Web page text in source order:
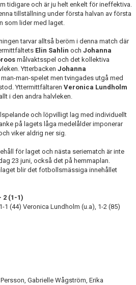
tidigare och är ju helt enkelt för ineffektiva.
tillställning under första halvan av första
som lider med laget.
tarvar alltså beröm i denna match där
Elin Sahlin och Johanna
målvaktsspel och det kollektiva
Ytterbacken Johanna
man-spelet men tvingades utgå med
Yttermittfältaren Veronica Lundholm
i den andra halvleken.
och löpvilligt lag med individuellt
på lagets låga medelålder imponerar
viker aldrig ner sig.
för laget och nästa seriematch är inte
23 juni, också det på hemmaplan.
blir det fotbollsmässiga innehållet
2 (1-1)
1 (44) Veronica Lundholm (u.a), 1-2 (85)
Gabrielle Wågström, Erika